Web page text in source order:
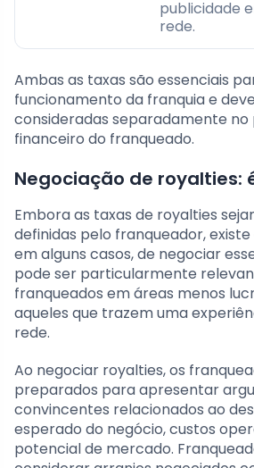
publicidade
rede.
Ambas as taxas são essenciais
funcionamento da franquia e
consideradas separadamente
financeiro do franqueado.
Negociação de royalties:
Embora as taxas de royalties
definidas pelo franqueador, existe
em alguns casos, de negociar
pode ser particularmente
franqueados em áreas menos
aqueles que trazem uma
rede.
Ao negociar royalties, os
preparados para apresentar
convincentes relacionados ao
esperado do negócio, custos
potencial de mercado.